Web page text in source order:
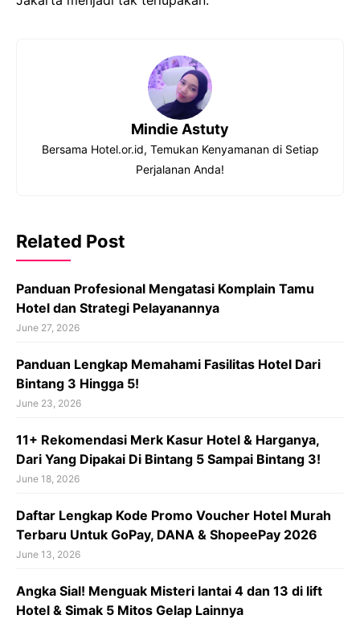
Mindie Astuty
Bersama Hotel.or.id, Temukan Kenyamanan di Setiap
Perjalanan Anda!
Related Post
Panduan Profesional Mengatasi Komplain Tamu
Hotel dan Strategi Pelayanannya
June 27, 2026
Panduan Lengkap Memahami Fasilitas Hotel Dari
Bintang 3 Hingga 5!
June 23, 2026
11+ Rekomendasi Merk Kasur Hotel & Harganya,
Dari Yang Dipakai Di Bintang 5 Sampai Bintang 3!
June 18, 2026
Daftar Lengkap Kode Promo Voucher Hotel Murah
Terbaru Untuk GoPay, DANA & ShopeePay 2026
June 13, 2026
Angka Sial! Menguak Misteri lantai 4 dan 13 di lift
Hotel & Simak 5 Mitos Gelap Lainnya